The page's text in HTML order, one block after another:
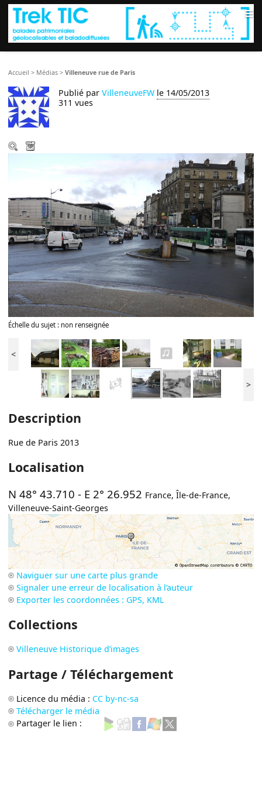
≡
Accueil > Médias >Villeneuve rue de Paris
Publié parVilleneuveFW le 14/05/2013
311 vues
Échelle du sujet : non renseignée
<
>
Description
Rue de Paris 2013
Localisation
N 48° 43.710 - E 2° 26.952 France,Île-de-France,
Villeneuve-Saint-Georges
Naviguer sur une carte plus grande
Signaler une erreur de localisation à l’auteur
Exporter les coordonnées : GPS, KML
Collections
Villeneuve Historique d’images
Partage / Téléchargement
Licence du média : CC by-nc-sa
Télécharger le média
Partager le lien :